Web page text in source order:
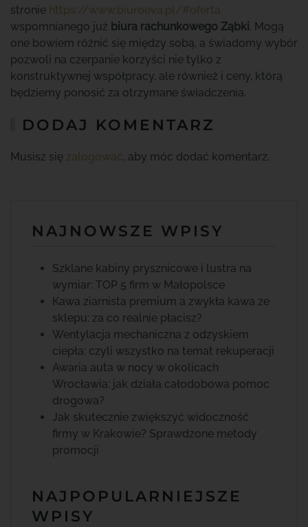
stronie https://www.biuroeva.pl/#oferta
wspomnianego już biura rachunkowego Ząbki. Mogą
one bowiem różnić się między sobą, a świadomy wybór
pozwoli na czerpanie korzyści nie tylko z
konstruktywnej współpracy, ale również i ceny, którą
będziemy ponosić za otrzymane świadczenia.
DODAJ KOMENTARZ
Musisz się zalogować, aby móc dodać komentarz.
NAJNOWSZE WPISY
Szklane kabiny prysznicowe i lustra na
wymiar: TOP 5 firm w Małopolsce
Kawa ziarnista premium a zwykła kawa ze
sklepu: za co realnie płacisz?
Wentylacja mechaniczna z odzyskiem
ciepła: czyli wszystko na temat rekuperacji
Awaria auta w nocy w okolicach
Wrocławia: jak działa całodobowa pomoc
drogowa?
Jak skutecznie zwiększyć widoczność
firmy w Krakowie? Sprawdzone metody
promocji
NAJPOPULARNIEJSZE
WPISY